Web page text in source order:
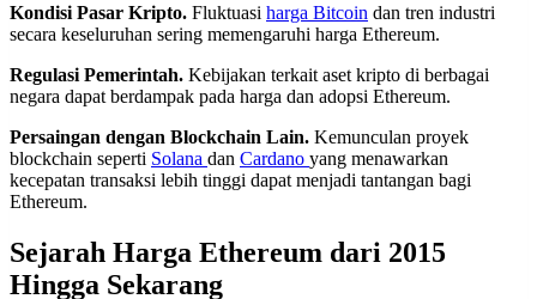
Kondisi Pasar Kripto. Fluktuasi harga Bitcoin dan tren industri
secara keseluruhan sering memengaruhi harga Ethereum.
Regulasi Pemerintah. Kebijakan terkait aset kripto di berbagai
negara dapat berdampak pada harga dan adopsi Ethereum.
Persaingan dengan Blockchain Lain. Kemunculan proyek
blockchain seperti Solana dan Cardano yang menawarkan
kecepatan transaksi lebih tinggi dapat menjadi tantangan bagi
Ethereum.
Sejarah Harga Ethereum dari 2015
Hingga Sekarang